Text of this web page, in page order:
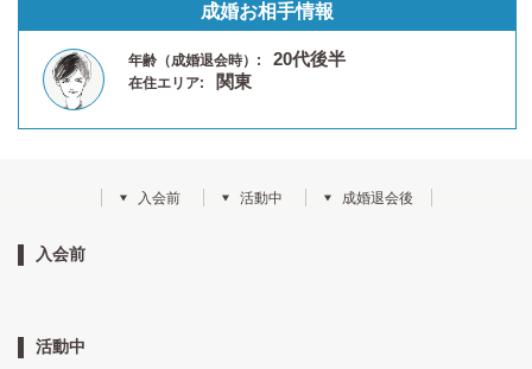
成婚お相手情報
年齢（成婚退会時）: 20代後半
在住エリア: 関東
入会前 活動中 成婚退会後
入会前
活動中